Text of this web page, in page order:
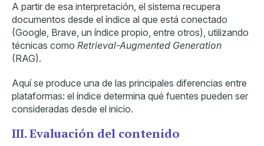
A partir de esa interpretación, el sistema recupera
documentos desde el índice al que está conectado
(Google, Brave, un índice propio, entre otros), utilizando
técnicas como Retrieval-Augmented Generation
(RAG).
Aquí se produce una de las principales diferencias entre
plataformas: el índice determina qué fuentes pueden ser
consideradas desde el inicio.
III. Evaluación del contenido